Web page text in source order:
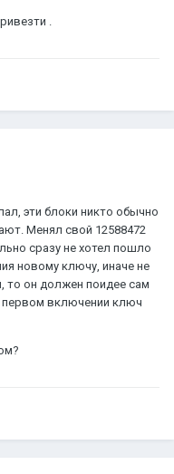
.
эти блоки никто обычно
Менял свой 12588472
сразу не хотел пошло
новому ключу, иначе не
то он должен поидее сам
первом включении ключ